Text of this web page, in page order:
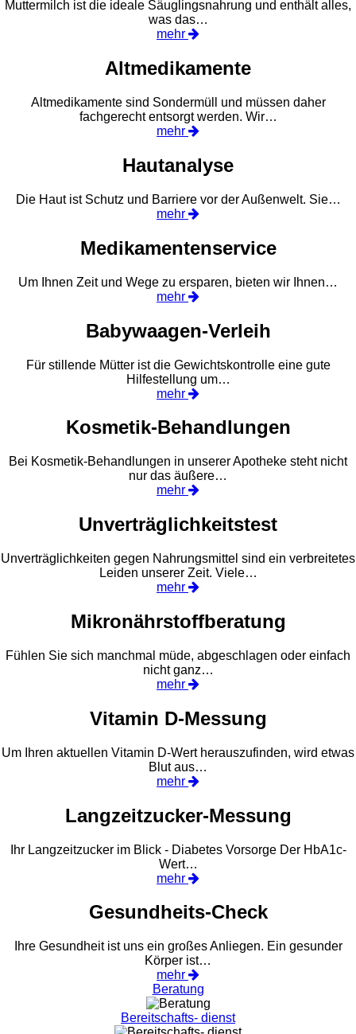
Muttermilch ist die ideale Säuglingsnahrung und enthält alles,
was das…
mehr
Altmedikamente
Altmedikamente sind Sondermüll und müssen daher
fachgerecht entsorgt werden. Wir…
mehr
Hautanalyse
Die Haut ist Schutz und Barriere vor der Außenwelt. Sie…
mehr
Medikamentenservice
Um Ihnen Zeit und Wege zu ersparen, bieten wir Ihnen…
mehr
Babywaagen-Verleih
Für stillende Mütter ist die Gewichtskontrolle eine gute
Hilfestellung um…
mehr
Kosmetik-Behandlungen
Bei Kosmetik-Behandlungen in unserer Apotheke steht nicht
nur das äußere…
mehr
Unverträglichkeitstest
Unverträglichkeiten gegen Nahrungsmittel sind ein verbreitetes
Leiden unserer Zeit. Viele…
mehr
Mikronährstoffberatung
Fühlen Sie sich manchmal müde, abgeschlagen oder einfach
nicht ganz…
mehr
Vitamin D-Messung
Um Ihren aktuellen Vitamin D-Wert herauszufinden, wird etwas
Blut aus…
mehr
Langzeitzucker-Messung
Ihr Langzeitzucker im Blick - Diabetes Vorsorge Der HbA1c-
Wert…
mehr
Gesundheits-Check
Ihre Gesundheit ist uns ein großes Anliegen. Ein gesunder
Körper ist…
mehr
Beratung
Bereitschafts- dienst